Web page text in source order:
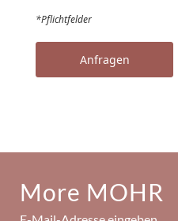
*Pflichtfelder
Anfragen
More MOHR